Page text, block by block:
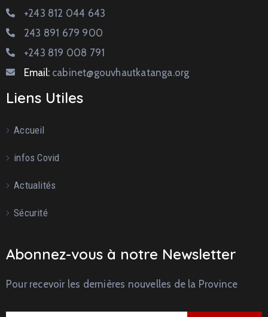
+243 812 044 643
243 891 679 900
+243 819 008 791
Email: cabinet@gouvhautkatanga.org
Liens Utiles
Accueil
infos Covid
Actualités
Sécurité
Abonnez-vous à notre Newsletter
Pour recevoir les dernières nouvelles de la Province